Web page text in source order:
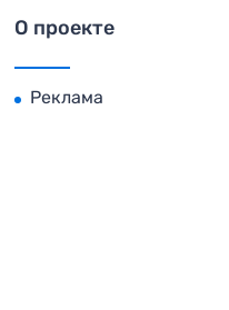
О проекте
Реклама